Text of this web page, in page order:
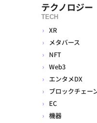
テクノロジー
TECH
XR
メタバース
NFT
Web3
エンタメDX
ブロックチェー
EC
機器